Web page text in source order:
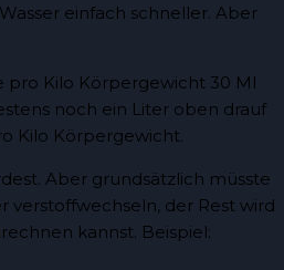
einfach schneller. Aber
pro Kilo Körpergewicht 30 Ml
noch ein Liter oben drauf
Kilo Körpergewicht.
Aber grundsätzlich müsste
verstoffwechseln, der Rest wird
kannst. Beispiel: